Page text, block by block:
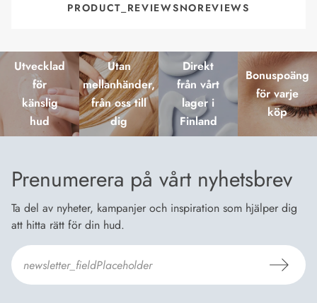
PRODUCT_REVIEWSNOREVIEWS
Utvecklad
för
känslig
hud
Utan
mellanhänder,
från oss till
dig
Direkt
från vårt
lager i
Finland
Bonuspoäng
för varje
köp
Prenumerera på vårt nyhetsbrev
Ta del av nyheter, kampanjer och inspiration som hjälper dig
att hitta rätt för din hud.